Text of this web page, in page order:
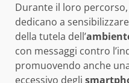
Durante il loro
dedicano a
della tutela dell’
con messaggi contro
promuovendo anche
eccessivo degli